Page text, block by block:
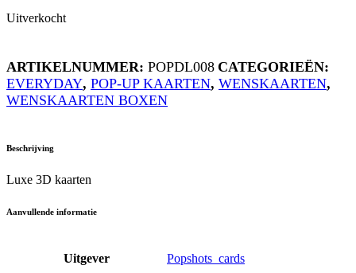
Uitverkocht
ARTIKELNUMMER: POPDL008 CATEGORIEËN:
EVERYDAY, POP-UP KAARTEN, WENSKAARTEN,
WENSKAARTEN BOXEN
Beschrijving
Luxe 3D kaarten
Aanvullende informatie
Uitgever Popshots_cards